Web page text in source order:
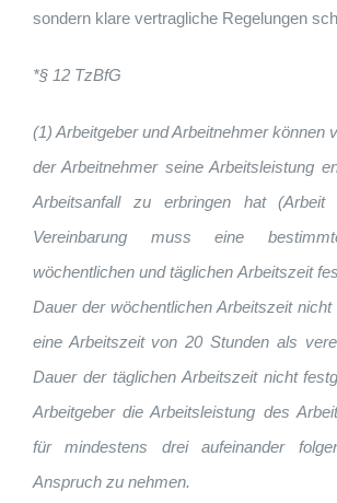
sondern klare vertragliche Regelungen
*§ 12 TzBfG
(1) Arbeitgeber und Arbeitnehmer können
der Arbeitnehmer seine Arbeitsleistung
Arbeitsanfall zu erbringen hat
Vereinbarung muss eine
wöchentlichen und täglichen Arbeitszeit
Dauer der wöchentlichen Arbeitszeit
eine Arbeitszeit von 20 Stunden als
Dauer der täglichen Arbeitszeit nicht
Arbeitgeber die Arbeitsleistung des
für mindestens drei aufeinander
Anspruch zu nehmen.